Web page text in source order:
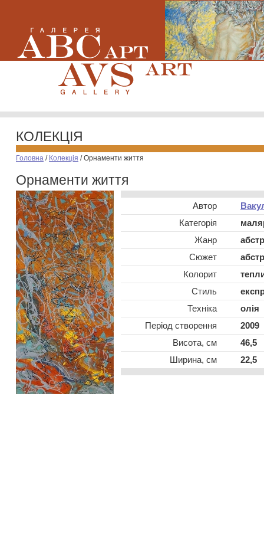
КОЛЕКЦІЯ
Головна / Колекція /Орнаменти життя
Орнаменти життя
Автор
Категорія
Жанр
Сюжет
Колорит
Стиль
Техніка
олія
Період створення
2009
Висота, см
46,5
Ширина, см
22,5